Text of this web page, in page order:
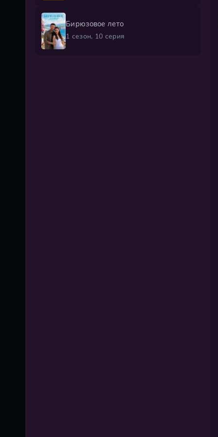
Бирюзовое лето
1 сезон, 10 серия